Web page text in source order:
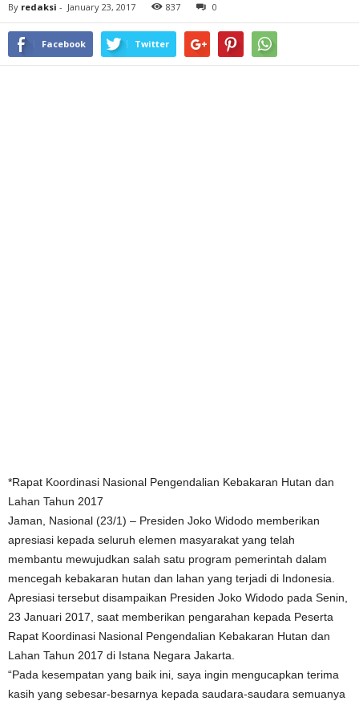
By redaksi - January 23, 2017 837 0
Facebook Twitter
*Rapat Koordinasi Nasional Pengendalian Kebakaran Hutan dan
Lahan Tahun 2017
Jaman, Nasional (23/1) – Presiden Joko Widodo memberikan
apresiasi kepada seluruh elemen masyarakat yang telah
membantu mewujudkan salah satu program pemerintah dalam
mencegah kebakaran hutan dan lahan yang terjadi di Indonesia.
Apresiasi tersebut disampaikan Presiden Joko Widodo pada Senin,
23 Januari 2017, saat memberikan pengarahan kepada Peserta
Rapat Koordinasi Nasional Pengendalian Kebakaran Hutan dan
Lahan Tahun 2017 di Istana Negara Jakarta.
“Pada kesempatan yang baik ini, saya ingin mengucapkan terima
kasih yang sebesar-besarnya kepada saudara-saudara semuanya